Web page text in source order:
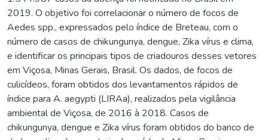
2019. O objetivo foi correlacionar o número de focos de
Aedes spp., expressados pelo índice de Breteau, com o
número de casos de chikungunya, dengue, Zika vírus e clima,
e identificar os principais tipos de criadouros desses vetores
em Viçosa, Minas Gerais, Brasil. Os dados, de focos de
culicídeos, foram obtidos dos levantamentos rápidos de
índice para A. aegypti (LIRAa), realizados pela vigilância
ambiental de Viçosa, de 2016 à 2018. Casos de
chikungunya, dengue e Zika vírus foram obtidos do banco de